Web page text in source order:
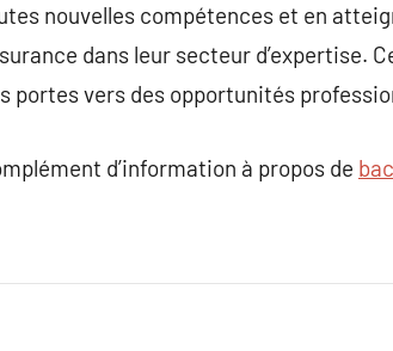
nouvelles compétences et en
dans leur secteur d’expertise.
portes vers des opportunités
d’information à propos de